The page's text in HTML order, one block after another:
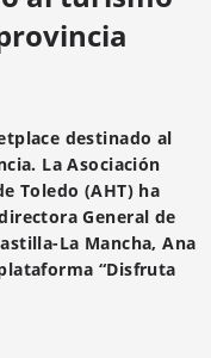
destinado al
La Asociación
Toledo (AHT) ha
General de
La Mancha, Ana
“Disfruta